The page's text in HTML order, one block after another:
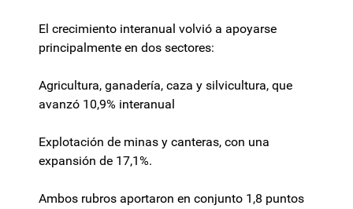
El crecimiento interanual volvió a apoyarse
principalmente en dos sectores:
Agricultura, ganadería, caza y silvicultura, que
avanzó 10,9% interanual
Explotación de minas y canteras, con una
expansión de 17,1%.
Ambos rubros aportaron en conjunto 1,8 puntos